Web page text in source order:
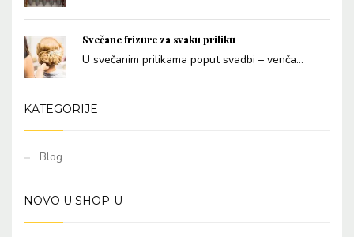
Svečane frizure za svaku priliku
U svečanim prilikama poput svadbi – venča...
KATEGORIJE
Blog
NOVO U SHOP-U